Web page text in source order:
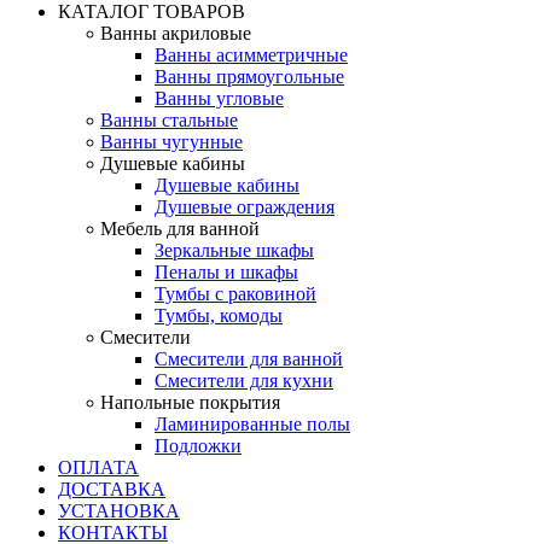
КАТАЛОГ ТОВАРОВ
Ванны акриловые
Ванны асимметричные
Ванны прямоугольные
Ванны угловые
Ванны стальные
Ванны чугунные
Душевые кабины
Душевые кабины
Душевые ограждения
Мебель для ванной
Зеркальные шкафы
Пеналы и шкафы
Тумбы с раковиной
Тумбы, комоды
Смесители
Смесители для ванной
Смесители для кухни
Напольные покрытия
Ламинированные полы
Подложки
ОПЛАТА
ДОСТАВКА
УСТАНОВКА
КОНТАКТЫ